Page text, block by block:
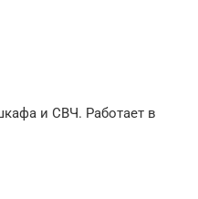
и СВЧ. Работает в